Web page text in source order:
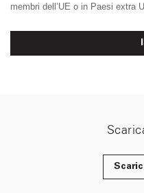
membri dell’UE o in Paesi extra